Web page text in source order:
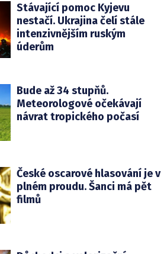
Stávající pomoc Kyjevu
nestačí. Ukrajina čelí stále
intenzivnějším ruským
úderům
Bude až 34 stupňů.
Meteorologové očekávají
návrat tropického počasí
České oscarové hlasování je v
plném proudu. Šanci má pět
filmů